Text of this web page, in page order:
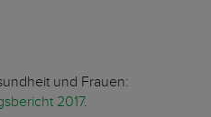
und Frauen:
2017.